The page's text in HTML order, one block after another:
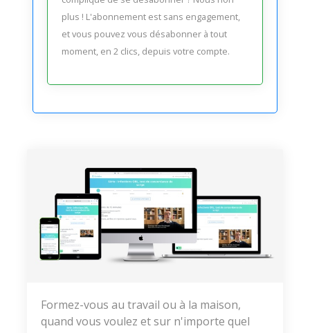
plus ! L'abonnement est sans engagement,
et vous pouvez vous désabonner à tout
moment, en 2 clics, depuis votre compte.
Formez-vous au travail ou à la maison,
quand vous voulez et sur n'importe quel